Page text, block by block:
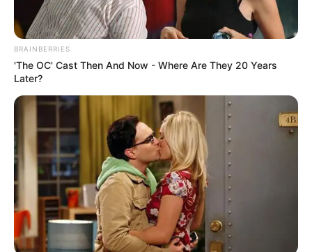
Όλα τα κείμενα και οι εικόνες είναι πνευματική ιδιοκτησία του
ΝΙΚΟΛΑΟΣ ΑΝΑΞΙΜΑΝΔΡΟΣ. Aπαγορεύεται η αναπαραγωγή, η
BRAINBERRIES
'The OC' Cast Then And Now - Where Are They 20 Years
Later?